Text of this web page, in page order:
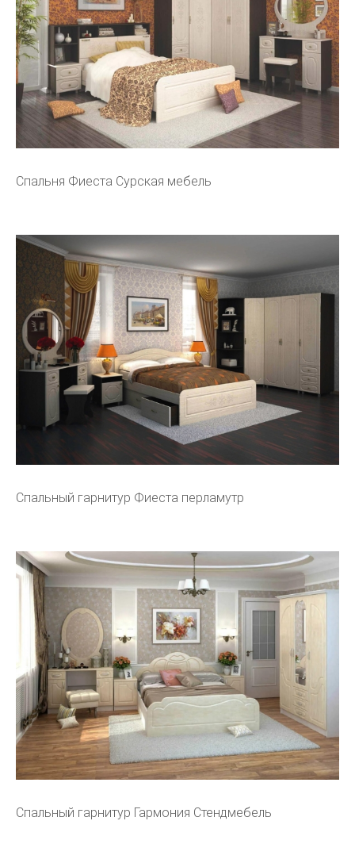
Спальня Фиеста Сурская мебель
Спальный гарнитур Фиеста перламутр
Спальный гарнитур Гармония Стендмебель